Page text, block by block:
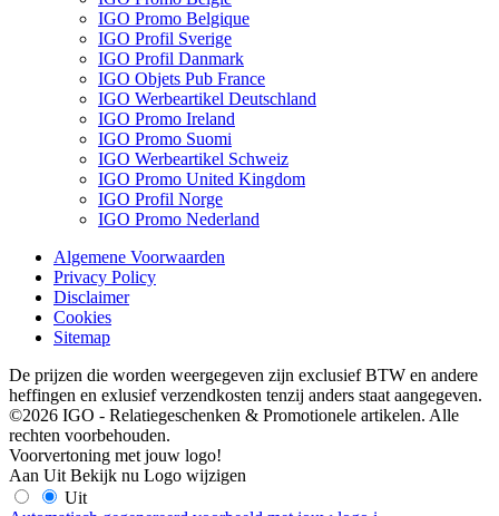
IGO Promo Belgique
IGO Profil Sverige
IGO Profil Danmark
IGO Objets Pub France
IGO Werbeartikel Deutschland
IGO Promo Ireland
IGO Promo Suomi
IGO Werbeartikel Schweiz
IGO Promo United Kingdom
IGO Profil Norge
IGO Promo Nederland
Algemene Voorwaarden
Privacy Policy
Disclaimer
Cookies
Sitemap
De prijzen die worden weergegeven zijn exclusief BTW en andere
heffingen en exlusief verzendkosten tenzij anders staat aangegeven.
©2026 IGO - Relatiegeschenken & Promotionele artikelen. Alle
rechten voorbehouden.
Voorvertoning met jouw logo!
Aan Uit Bekijk nu Logo wijzigen
Uit